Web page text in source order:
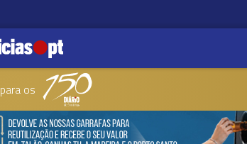
para os